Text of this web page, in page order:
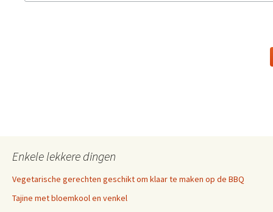
Enkele lekkere dingen
Vegetarische gerechten geschikt om klaar te maken op de BBQ
Tajine met bloemkool en venkel